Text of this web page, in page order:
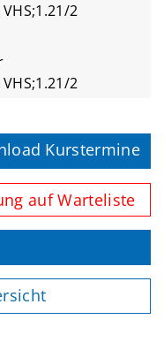
2
2
Kurstermine
auf Warteliste